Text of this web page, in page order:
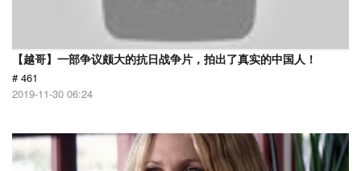
【越哥】一部争议颇大的抗日战争片，拍出了真实的中国人！
# 461
2019-11-30 06:24